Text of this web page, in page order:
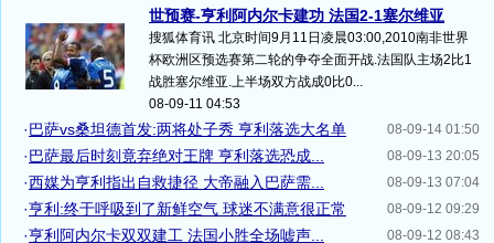
世预赛-亨利阿内尔卡建功 法国2-1塞尔维亚
搜狐体育讯 北京时间9月11日凌晨03:00,2010南非世界
杯欧洲区预选赛第二轮的争夺全面开战.法国队主场2比1
战胜塞尔维亚.上半场双方战成0比0...
08-09-11 04:53
08-09-14 01:50
·巴萨vs桑坦德首发:两将处子秀 亨利落选大名单
08-09-13 20:05
·巴萨最后时刻竟弃绝对王牌 亨利落选恐成...
08-09-13 07:04
·西媒为亨利指出自救捷径 大帝融入巴萨需...
08-09-12 09:29
·亨利:终于呼吸到了新鲜空气 球迷不满意很正常
08-09-12 08:43
·亨利阿内尔卡双双建工 法国小胜全场嘘声...